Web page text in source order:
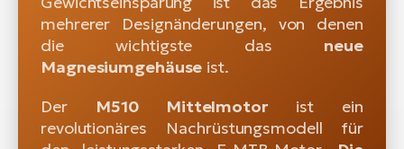
mehrerer Designänderungen, von denen
die wichtigste das neue
Magnesiumgehäuse ist.
Der M510 Mittelmotorist ein
revolutionäres Nachrüstungsmodell für